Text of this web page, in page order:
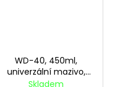
WD-40, 450ml,
univerzální mazivo,
varioflex
Skladem